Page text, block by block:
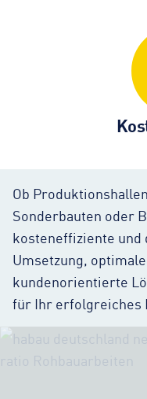
Ob
Sonderbauten oder
kosteneffiziente und
Umsetzung,
kundenorientierte
für Ihr erfolgreiches